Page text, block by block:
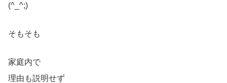
(^_^;)
そもそも
家庭内で
理由も説明せず